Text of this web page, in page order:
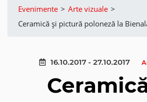
Evenimente > Arte vizuale >
Ceramică și pictură poloneză la
16.10.2017 - 27.10.2017